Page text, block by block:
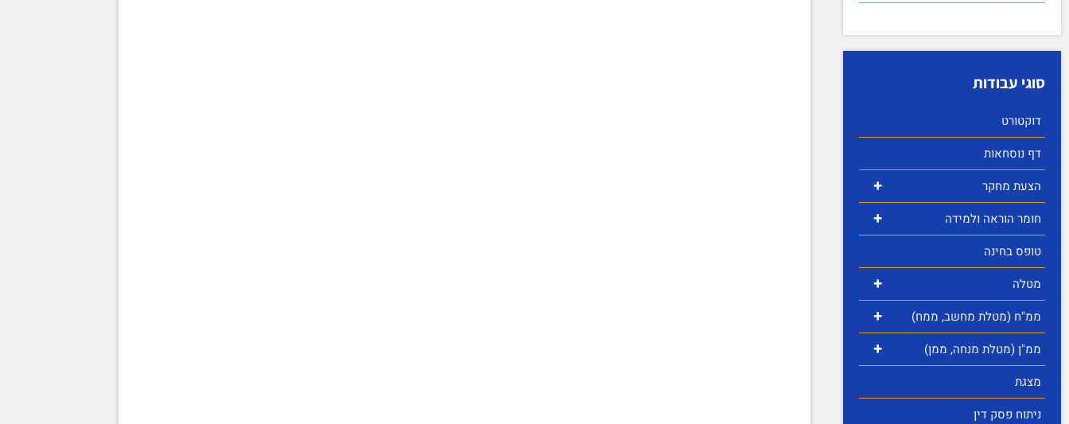
סוגי עבודות
דוקטורט
דף נוסחאות
+ הצעת מחקר
+
חומר הוראה ולמידה
טופס בחינה
+ מטלה
+ ממ"ח (מטלת מחשב, ממח)
+
ממ"ן (מטלת מנחה, ממן)
מצגת
ניתוח פסק דין